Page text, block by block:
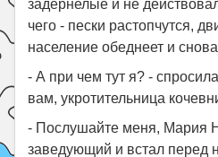
задернелые и не
чего - пески растопчутся,
население обеднеет и
- А при чем тут я? -
вам, укротительница
- Послушайте меня, Мария
заведующий и встал перед